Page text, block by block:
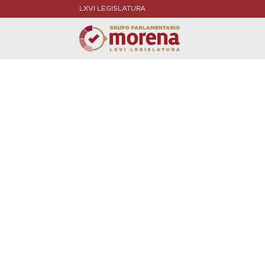
LXVI LEGISLATURA